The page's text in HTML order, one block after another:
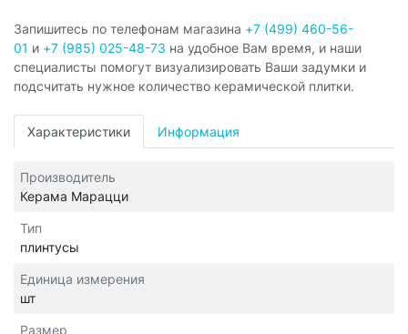
Запишитесь по телефонам магазина +7 (499) 460-56-
01 и +7 (985) 025-48-73 на удобное Вам время, и наши
специалисты помогут визуализировать Ваши задумки и
подсчитать нужное количество керамической плитки.
Характеристики Информация
Производитель
Керама Марацци
Тип
плинтусы
Единица измерения
шт
Размер